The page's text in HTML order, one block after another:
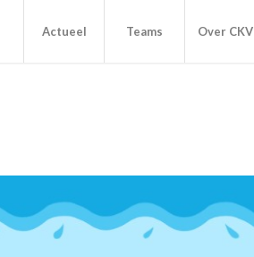
Actueel Teams Over CKV